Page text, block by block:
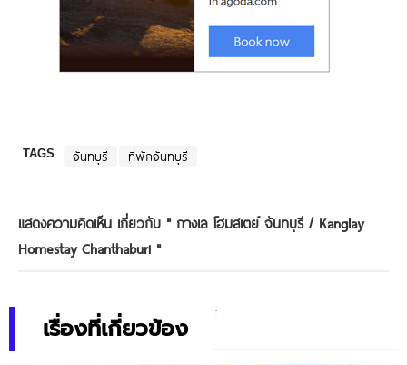
TAGS จันทบุรี ที่พักจันทบุรี
แสดงความคิดเห็น เกี่ยวกับ " กางเล โฮมสเตย์ จันทบุรี / Kanglay
Homestay Chanthaburi "
เรื่องที่เกี่ยวข้อง